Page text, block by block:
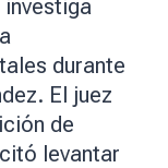
durante
El juez
de
levantar